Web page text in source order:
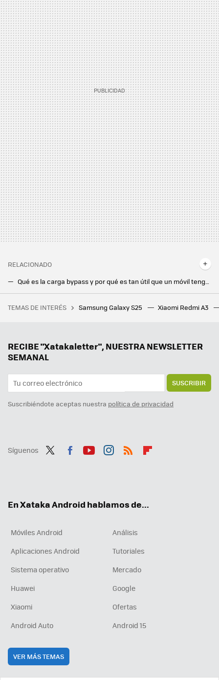
RELACIONADO
Qué es la carga bypass y por qué es tan útil que un móvil tenga carga de paso para cuidar de la salud de su batería
Flexispot tiene el escritorio elevable ideal para trabajar tanto de pie como sentado, y ahora está más rebajado
TEMAS DE INTERÉS Samsung Galaxy S25 Xiaomi Redmi A3
RECIBE "Xatakaletter", NUESTRA NEWSLETTER
SEMANAL
SUSCRIBIR
Suscribiéndote aceptas nuestra política de privacidad
Síguenos
En Xataka Android hablamos de...
Móviles Android
Análisis
Aplicaciones Android
Tutoriales
Sistema operativo
Mercado
Huawei
Google
Xiaomi
Ofertas
Android Auto
Android 15
VER MÁS TEMAS